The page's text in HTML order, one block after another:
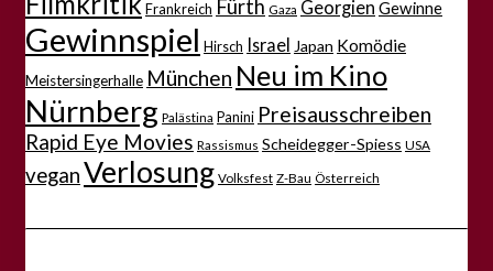
Frankreich Fürth Gaza Georgien Gewinne
Gewinnspiel Hirsch Israel Japan Komödie
Meistersingerhalle München Neu im Kino
Nürnberg Palästina Panini Preisausschreiben
Rapid Eye Movies Rassismus Scheidegger-Spiess USA
veganVerlosung Volksfest Z-Bau Österreich